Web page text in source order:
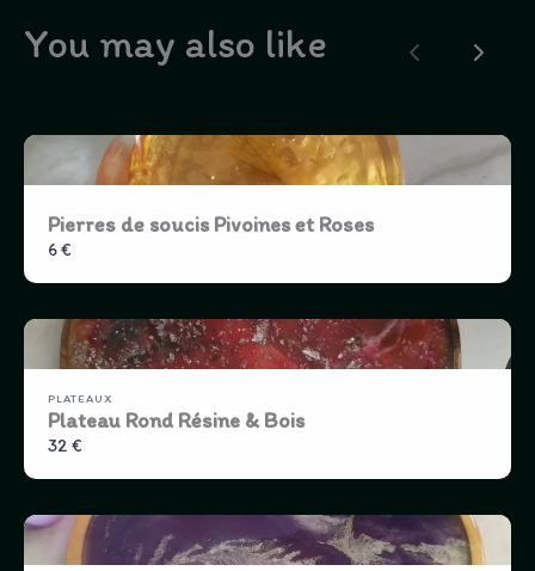
You may also like
PreviousNext
Pierres de soucis Pivoines et Roses
6 €
PLATEAUX
Plateau Rond Résine & Bois
32 €